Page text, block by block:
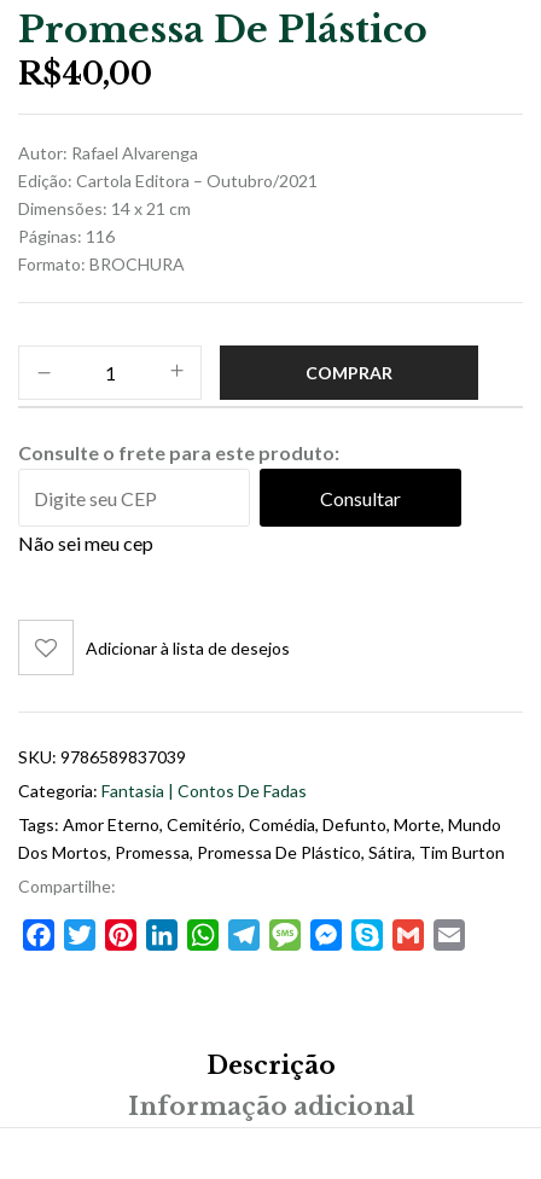
Promessa De Plástico
R$40,00
Autor: Rafael Alvarenga
Edição: Cartola Editora – Outubro/2021
Dimensões: 14 x 21 cm
Páginas: 116
Formato: BROCHURA
COMPRAR
Consulte o frete para este produto:
Consultar
Não sei meu cep
Adicionar à lista de desejos
SKU: 9786589837039
Categoria: Fantasia | Contos De Fadas
Tags: Amor Eterno, Cemitério, Comédia, Defunto, Morte, Mundo
Dos Mortos, Promessa, Promessa De Plástico, Sátira, Tim Burton
Compartilhe:
FacebookTwitterPinterestLinkedInWhatsAppTelegramMessageMessenger
Skype Gmail
Descrição
Informação adicional